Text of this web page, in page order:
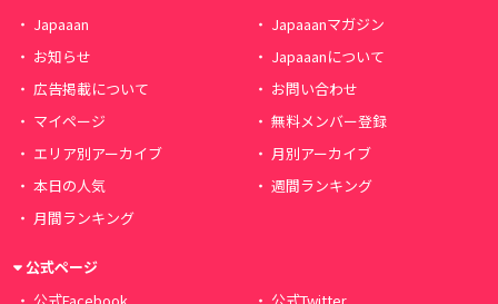
Japaaan
Japaaanマガジン
お知らせ
Japaaanについて
広告掲載について
お問い合わせ
マイページ
無料メンバー登録
エリア別アーカイブ
月別アーカイブ
本日の人気
週間ランキング
月間ランキング
公式ページ